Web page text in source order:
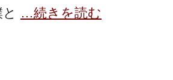
…続きを読む